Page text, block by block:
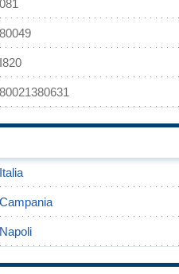
081
80049
I820
80021380631
Italia
Campania
Napoli